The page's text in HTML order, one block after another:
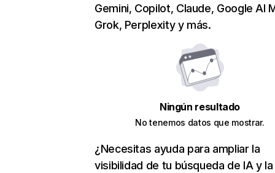
Gemini, Copilot, Claude, Google AI
Grok, Perplexity y más.
Ningún resultado
No tenemos datos que mostrar.
¿Necesitas ayuda para ampliar la
visibilidad de tu búsqueda de IA y la